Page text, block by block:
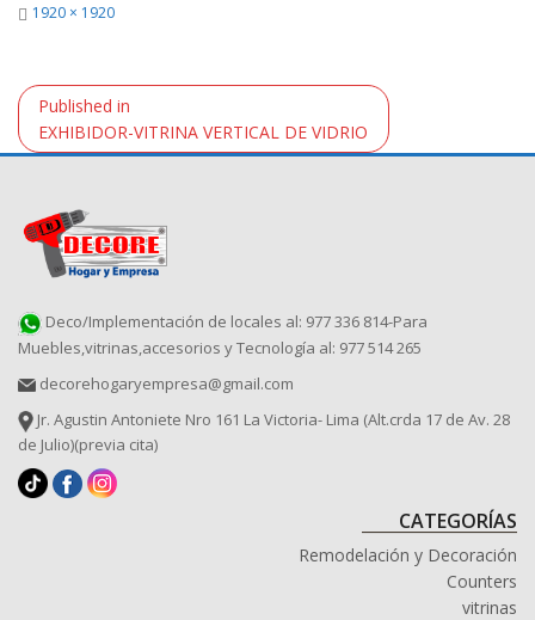
Full
1920 × 1920
Navegación
de
entradas
Published in
EXHIBIDOR-VITRINA VERTICAL DE VIDRIO
Deco/Implementación de locales al: 977 336 814-Para
Muebles,vitrinas,accesorios y Tecnología al: 977 514 265
decorehogaryempresa@gmail.com
Jr. Agustin Antoniete Nro 161 La Victoria- Lima (Alt.crda 17 de Av. 28
de Julio)(previa cita)
CATEGORÍAS
Remodelación y Decoración
Counters
vitrinas